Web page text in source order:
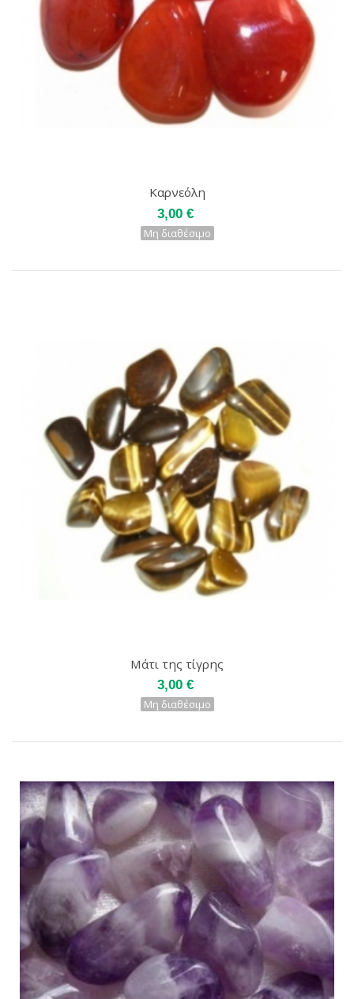
Καρνεόλη
3,00 €
Μη διαθέσιμο
Μάτι της τίγρης
3,00 €
Μη διαθέσιμο